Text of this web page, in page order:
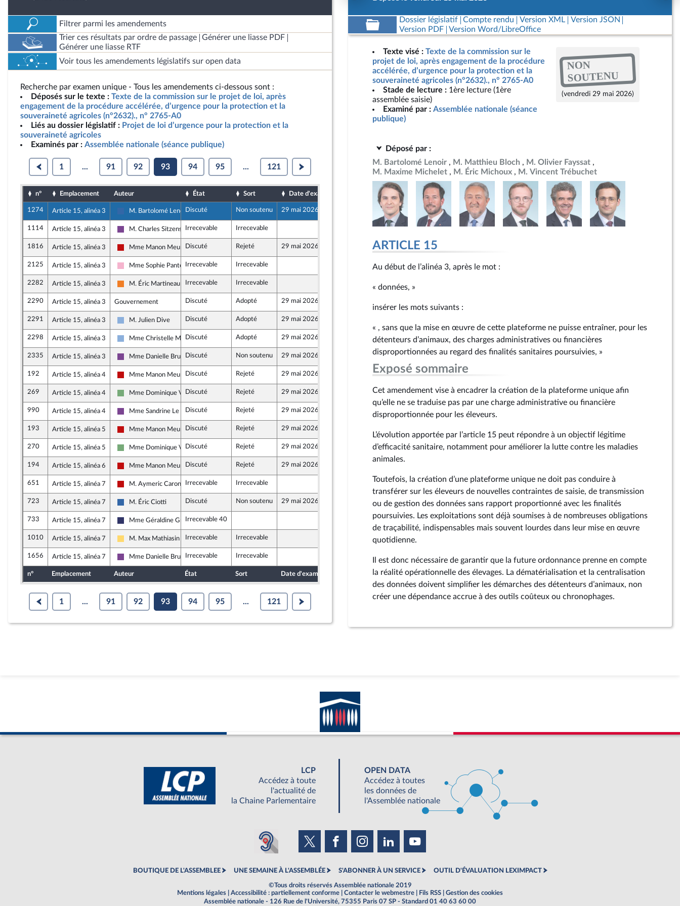
Filtrer parmi les amendements
Trier ces résultats par ordre de passage
Générer une liasse PDF
Générer une liasse RTF
Voir tous les amendements législatifs sur open data
Recherche par examen unique - Tous les amendements ci-dessous sont :
Déposés sur le texte : Texte de la commission sur le projet de loi, après
engagement de la procédure accélérée, d’urgence pour la protection et la
souveraineté agricoles (n°2632)., n° 2765-A0
Liés au dossier législatif : Projet de loi d’urgence pour la protection et la
souveraineté agricoles
Examinés par : Assemblée nationale (séance publique)
1 ... 91 92 93 94 95 ... 121
n° Emplacement Auteur État Sort Date d'examen Date de dépôt
1274 Article 15, alinéa 3
Union des droites pour la République
M. Bartolomé LenoirDiscuté Non soutenu 29 mai 2026
1114 Article 15, alinéa 3
Ensemble pour la République
M. Charles SitzenstuhlIrrecevable Irrecevable 15 mai 2026
1816 Article 15, alinéa 3
La France insoumise - Nouveau Front Populaire
Mme Manon MeunierDiscuté Rejeté 29 mai 2026 15 mai 2026
2125 Article 15, alinéa 3
Socialistes et apparentés
Mme Sophie Pantel Irrecevable Irrecevable 15 mai 2026
2282 Article 15, alinéa 3
Les Démocrates
M. Éric Martineau Irrecevable Irrecevable
2290 Article 15, alinéa 3 Gouvernement Discuté Adopté 29 mai 2026
2291 Article 15, alinéa 3
Droite Républicaine
M. Julien Dive Discuté Adopté 29 mai 2026
2298 Article 15, alinéa 3
Droite Républicaine
Mme Christelle MinardDiscuté Adopté 29 mai 2026 20 mai 2026
2335 Article 15, alinéa 3
Ensemble pour la République
Mme Danielle BruleboisDiscuté Non soutenu 29 mai 2026 20 mai 2026
192 Article 15, alinéa 4
La France insoumise - Nouveau Front Populaire
Mme Manon MeunierDiscuté Rejeté 29 mai 2026 12 mai 2026
269 Article 15, alinéa 4
Écologiste et Social
Mme Dominique Voynet
Discuté Rejeté 29 mai 2026 12 mai 2026
990 Article 15, alinéa 4
Ensemble pour la République
Mme Sandrine Le FeurDiscuté Rejeté 29 mai 2026 15 mai 2026
193 Article 15, alinéa 5
La France insoumise - Nouveau Front Populaire
Mme Manon MeunierDiscuté Rejeté 29 mai 2026
270 Article 15, alinéa 5
Écologiste et Social
Mme Dominique Voynet
Discuté Rejeté 29 mai 2026 12 mai 2026
194 Article 15, alinéa 6
La France insoumise - Nouveau Front Populaire
Mme Manon MeunierDiscuté Rejeté 29 mai 2026
651 Article 15, alinéa 7
La France insoumise - Nouveau Front Populaire
M. Aymeric Caron Irrecevable Irrecevable 13 mai 2026
723 Article 15, alinéa 7
Union des droites pour la République
M. Éric Ciotti Discuté Non soutenu 29 mai 2026 14 mai 2026
733 Article 15, alinéa 7
Rassemblement National
Mme Géraldine GrangierIrrecevable 40 14 mai 2026
1010 Article 15, alinéa 7
Libertés, Indépendants, Outre-mer et Territoires
M. Max Mathiasin Irrecevable Irrecevable 15 mai 2026
1656 Article 15, alinéa 7
Ensemble pour la République
Mme Danielle BruleboisIrrecevable Irrecevable 15 mai 2026
n° Emplacement Auteur État Sort Date d'examen Date de dépôt
1 ... 91 92 93 94 95 ... 121
Dossier législatif Compte rendu Version XML
Version JSON
Version PDF
Version Word/LibreOffice
Texte visé : Texte de la commission sur le
projet de loi, après engagement de la procédure
accélérée, d’urgence pour la protection et la
souveraineté agricoles (n°2632)., n° 2765-A0
Stade de lecture : 1ère lecture (1ère
assemblée saisie)
Examiné par : Assemblée nationale (séance
publique)
NON
SOUTENU
(vendredi 29 mai 2026)
Déposé par :
M. Bartolomé Lenoir
M. Matthieu Bloch
M. Olivier Fayssat
M. Maxime Michelet
M. Éric Michoux M. Vincent Trébuchet
ARTICLE 15
Au début de l’alinéa 3, après le mot :
« données, »
insérer les mots suivants :
« , sans que la mise en œuvre de cette plateforme ne puisse entraîner, pour les
détenteurs d’animaux, des charges administratives ou financières
disproportionnées au regard des finalités sanitaires poursuivies, »
Exposé sommaire
Cet amendement vise à encadrer la création de la plateforme unique afin
qu’elle ne se traduise pas par une charge administrative ou financière
disproportionnée pour les éleveurs.
L’évolution apportée par l’article 15 peut répondre à un objectif légitime
d’efficacité sanitaire, notamment pour améliorer la lutte contre les maladies
animales.
Toutefois, la création d’une plateforme unique ne doit pas conduire à
transférer sur les éleveurs de nouvelles contraintes de saisie, de transmission
ou de gestion des données sans rapport proportionné avec les finalités
poursuivies. Les exploitations sont déjà soumises à de nombreuses obligations
de traçabilité, indispensables mais souvent lourdes dans leur mise en œuvre
quotidienne.
Il est donc nécessaire de garantir que la future ordonnance prenne en compte
la réalité opérationnelle des élevages. La dématérialisation et la centralisation
des données doivent simplifier les démarches des détenteurs d’animaux, non
créer une dépendance accrue à des outils coûteux ou chronophages.
LCP
Accédez à toute
l'actualité de
la Chaine Parlementaire
OPEN DATA
Accédez à toutes
les données de
l'Assemblée nationale
BOUTIQUE DE L'ASSEMBLEE UNE SEMAINE À L'ASSEMBLÉE S'ABONNER À UN SERVICE OUTIL D'ÉVALUATION LEXIMPACT
©Tous droits réservés Assemblée nationale 2019
Mentions légales
Accessibilité : partiellement conforme Contacter le webmestre Fils RSS
Gestion des cookies
Assemblée nationale - 126 Rue de l'Université, 75355 Paris 07 SP - Standard 01 40 63 60 00